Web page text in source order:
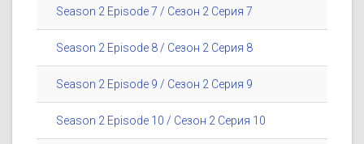
Season 2 Episode 7 / Сезон 2 Серия 7
Season 2 Episode 8 / Сезон 2 Серия 8
Season 2 Episode 9 / Сезон 2 Серия 9
Season 2 Episode 10 / Сезон 2 Серия 10